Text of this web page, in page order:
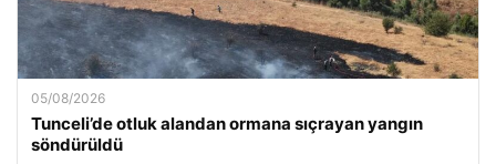
05/08/2026
Tunceli’de otluk alandan ormana sıçrayan yangın
söndürüldü